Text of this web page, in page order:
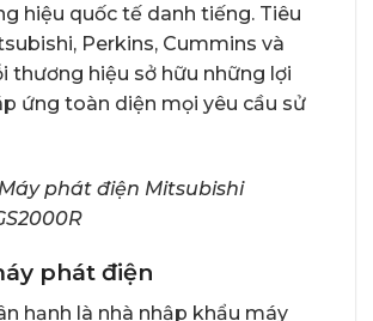
hiệu quốc tế danh tiếng. Tiêu
Perkins, Cummins và
thương hiệu sở hữu những lợi
ứng toàn diện mọi yêu cầu sử
Máy phát điện Mitsubishi
phát điện
hạnh là nhà nhập khẩu máy